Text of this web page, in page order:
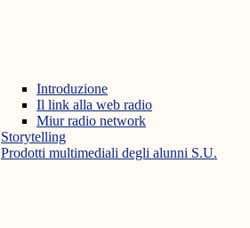
Introduzione
Il link alla web radio
Miur radio network
Storytelling
Prodotti multimediali degli alunni S.U.